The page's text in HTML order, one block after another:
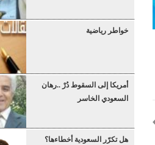
خواطر رياضية
أمريكا إلى السقوط دُرْ ..رهان
السعودي الخاسر
هل تكرّر السعودية أخطاءها؟